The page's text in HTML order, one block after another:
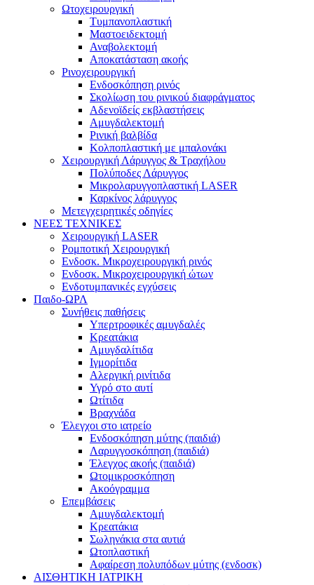
Ωτοχειρουργική
Τυμπανοπλαστική
Μαστοειδεκτομή
Αναβολεκτομή
Αποκατάσταση ακοής
Ρινοχειρουργική
Ενδοσκόπηση ρινός
Σκολίωση του ρινικού διαφράγματος
Αδενοϊδείς εκβλαστήσεις
Αμυγδαλεκτομή
Ρινική βαλβίδα
Κολποπλαστική με μπαλονάκι
Χειρουργική Λάρυγγος & Τραχήλου
Πολύποδες Λάρυγγος
Μικρολαρυγγοπλαστική LASER
Καρκίνος λάρυγγος
Μετεγχειρητικές οδηγίες
ΝΕΕΣ ΤΕΧΝΙΚΕΣ
Χειρουργική LASER
Ρομποτική Χειρουργική
Ενδοσκ. Μικροχειρουργική ρινός
Ενδοσκ. Μικροχειρουργική ώτων
Ενδοτυμπανικές εγχύσεις
Παιδο-ΩΡΛ
Συνήθεις παθήσεις
Υπερτροφικές αμυγδαλές
Κρεατάκια
Αμυγδαλίτιδα
Ιγμορίτιδα
Αλεργική ρινίτιδα
Υγρό στο αυτί
Ωτίτιδα
Βραχνάδα
Έλεγχοι στο ιατρείο
Ενδοσκόπηση μύτης (παιδιά)
Λαρυγγοσκόπηση (παιδιά)
Έλεγχος ακοής (παιδιά)
Ωτομικροσκόπηση
Ακοόγραμμα
Επεμβάσεις
Αμυγδαλεκτομή
Κρεατάκια
Σωληνάκια στα αυτιά
Ωτοπλαστική
Αφαίρεση πολυπόδων μύτης (ενδοσκ)
ΑΙΣΘΗΤΙΚΗ ΙΑΤΡΙΚΗ